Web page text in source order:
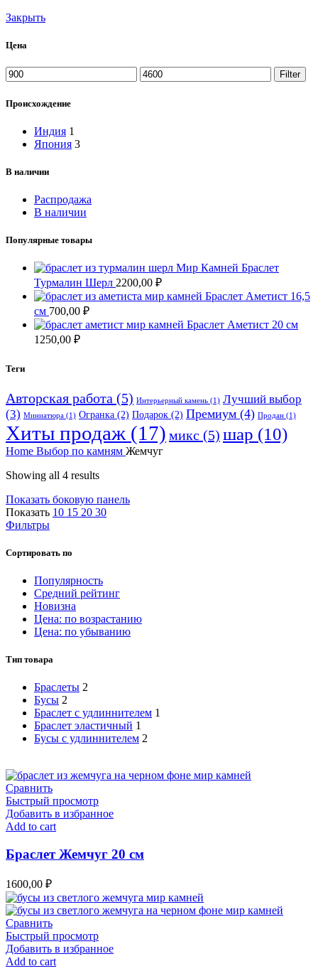
Закрыть
Цена
Min
price
Max
price
Filter
Происхождение
Индия 1
Япония 3
В наличии
Распродажа
В наличии
Популярные товары
Браслет
Турмалин Шерл 2200,00 ₽
Браслет Аметист 16,5
см 700,00 ₽
Браслет Аметист 20 см
1250,00 ₽
Теги
Авторская работа (5) Интерьерный камень (1) Лучший выбор
(3) Миниатюра (1) Огранка (2) Подарок (2) Премиум (4) Продан (1)
Хиты продаж (17) микс (5) шар (10)
Home Выбор по камням Жемчуг
Showing all 4 results
Показать боковую панель
Показать 10 15 20 30
Фильтры
Сортировать по
Популярность
Средний рейтинг
Новизна
Цена: по возрастанию
Цена: по убыванию
Тип товара
Браслеты 2
Бусы 2
Браслет с удлиннителем 1
Браслет эластичный 1
Бусы с удлиннителем 2
Сравнить
Быстрый просмотр
Добавить в избранное
Add to cart
Браслет Жемчуг 20 см
1600,00 ₽
Сравнить
Быстрый просмотр
Добавить в избранное
Add to cart